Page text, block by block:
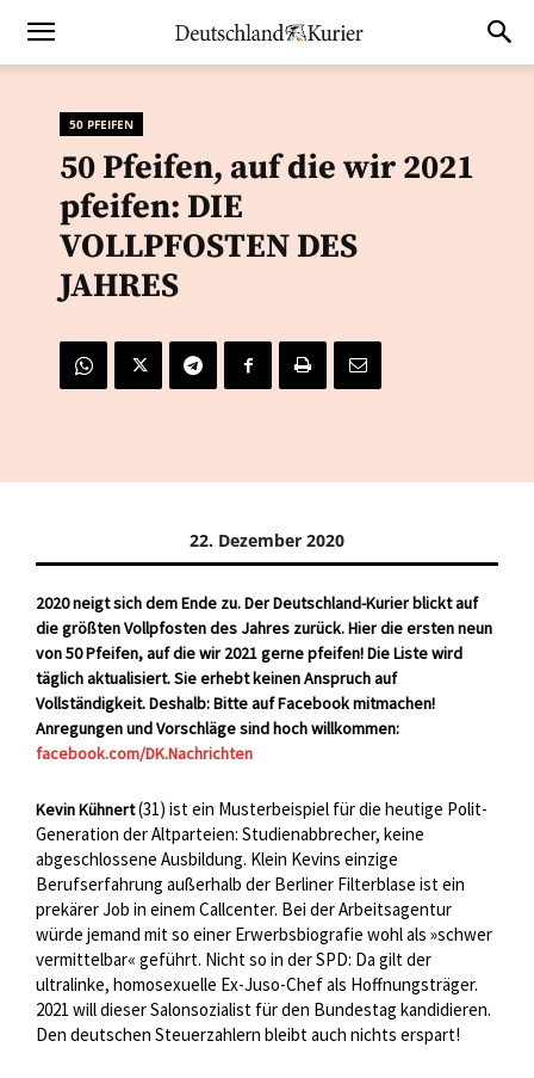
50 PFEIFEN
50 Pfeifen, auf die wir 2021
pfeifen: DIE
VOLLPFOSTEN DES
JAHRES
22. Dezember 2020
2020 neigt sich dem Ende zu. Der Deutschland-Kurier blickt auf
die größten Vollpfosten des Jahres zurück. Hier die ersten neun
von 50 Pfeifen, auf die wir 2021 gerne pfeifen! Die Liste wird
täglich aktualisiert. Sie erhebt keinen Anspruch auf
Vollständigkeit. Deshalb: Bitte auf Facebook mitmachen!
Anregungen und Vorschläge sind hoch willkommen:
facebook.com/DK.Nachrichten
Kevin Kühnert(31) ist ein Musterbeispiel für die heutige Polit-
Generation der Altparteien: Studienabbrecher, keine
abgeschlossene Ausbildung. Klein Kevins einzige
Berufserfahrung außerhalb der Berliner Filterblase ist ein
prekärer Job in einem Callcenter. Bei der Arbeitsagentur
würde jemand mit so einer Erwerbsbiografie wohl als »schwer
vermittelbar« geführt. Nicht so in der SPD: Da gilt der
ultralinke, homosexuelle Ex-Juso-Chef als Hoffnungsträger.
2021 will dieser Salonsozialist für den Bundestag kandidieren.
Den deutschen Steuerzahlern bleibt auch nichts erspart!